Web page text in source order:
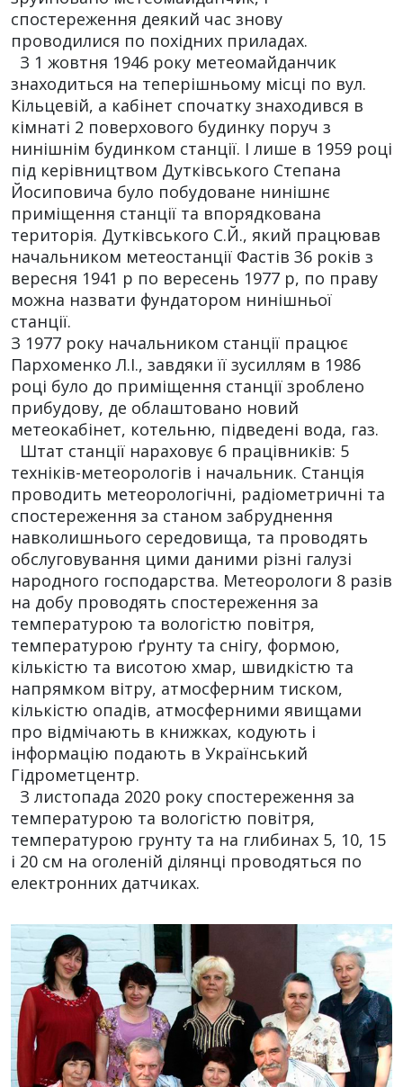
спостереження деякий час знову
проводилися по похідних приладах.
З 1 жовтня 1946 року метеомайданчик
знаходиться на теперішньому місці по вул.
Кільцевій, а кабінет спочатку знаходився в
кімнаті 2 поверхового будинку поруч з
нинішнім будинком станції. І лише в 1959 році
під керівництвом Дутківського Степана
Йосиповича було побудоване нинішнє
приміщення станції та впорядкована
територія. Дутківського С.Й., який працював
начальником метеостанції Фастів 36 років з
вересня 1941 р по вересень 1977 р, по праву
можна назвати фундатором нинішньої
станції.
З 1977 року начальником станції працює
Пархоменко Л.І., завдяки її зусиллям в 1986
році було до приміщення станції зроблено
прибудову, де облаштовано новий
метеокабінет, котельню, підведені вода, газ.
Штат станції нараховує 6 працівників: 5
техніків-метеорологів і начальник. Станція
проводить метеорологічні, радіометричні та
спостереження за станом забруднення
навколишнього середовища, та проводять
обслуговування цими даними різні галузі
народного господарства. Метеорологи 8 разів
на добу проводять спостереження за
температурою та вологістю повітря,
температурою ґрунту та снігу, формою,
кількістю та висотою хмар, швидкістю та
напрямком вітру, атмосферним тиском,
кількістю опадів, атмосферними явищами
про відмічають в книжках, кодують і
інформацію подають в Український
Гідрометцентр.
З листопада 2020 року спостереження за
температурою та вологістю повітря,
температурою грунту та на глибинах 5, 10, 15
і 20 см на оголеній ділянці проводяться по
електронних датчиках.